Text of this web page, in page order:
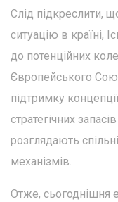
Слід підкреслити,
ситуацію в країні,
до потенційних
Європейського
підтримку
стратегічних
розглядають
механізмів.
Отже, сьогоднішня